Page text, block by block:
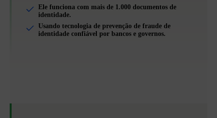
Ele funciona com mais de 1.000 documentos de
identidade.
Usando tecnologia de prevenção de fraude de
identidade confiável por bancos e governos.